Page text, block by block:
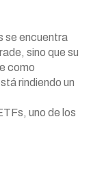
se encuentra
sino que su
como
rindiendo un
uno de los